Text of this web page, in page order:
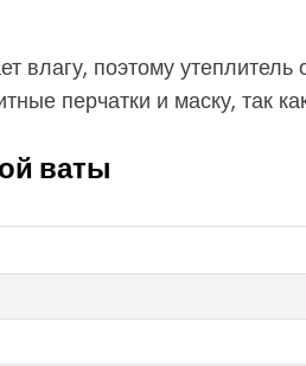
влагу, поэтому
перчатки и маску, так
ваты